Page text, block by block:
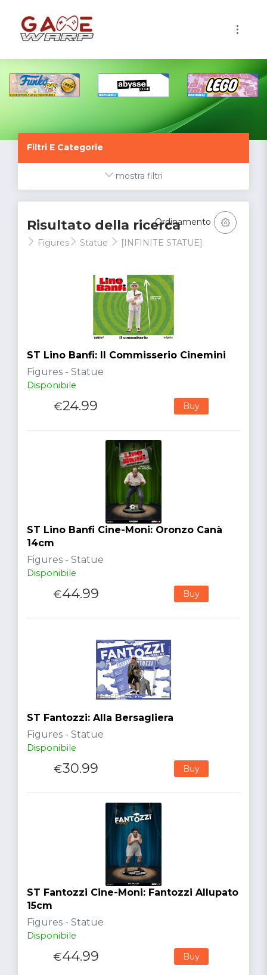
Filtri E Categorie
mostra filtri
Risultato della ricerca
Figures Statue [INFINITE STATUE]
Ordinamento
ST Lino Banfi: Il Commisserio Cinemini
Figures - Statue
Disponibile
€24.99 Buy
ST Lino Banfi Cine-Moni: Oronzo Canà
14cm
Figures - Statue
Disponibile
€44.99 Buy
ST Fantozzi: Alla Bersagliera
Figures - Statue
Disponibile
€30.99 Buy
ST Fantozzi Cine-Moni: Fantozzi Allupato
15cm
Figures - Statue
Disponibile
€44.99 Buy